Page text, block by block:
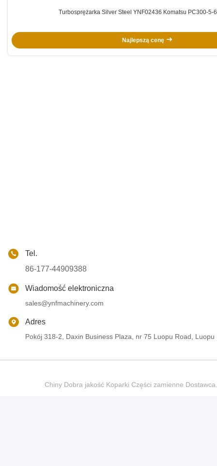
Turbosprężarka Silver Steel YNF02436 Komatsu PC300-5-
Najlepszą cenę
Tel.
86-177-44909388
Wiadomość elektroniczna
sales@ynfmachinery.com
Adres
Pokój 318-2, Daxin Business Plaza, nr 75 Luopu Road,
Chiny Dobra jakość Koparki Części zamienne